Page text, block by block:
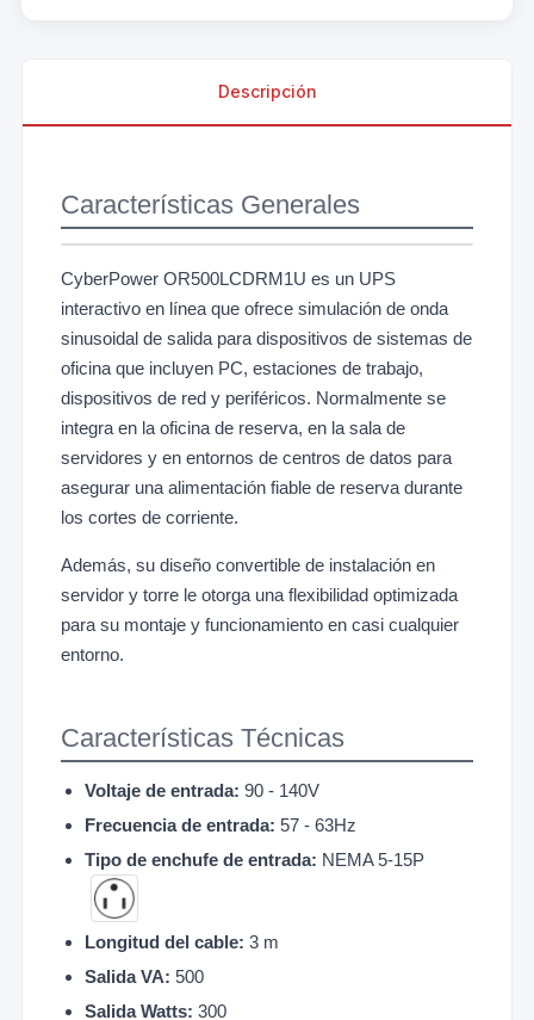
Descripción
Características Generales
CyberPower OR500LCDRM1U es un UPS
interactivo en línea que ofrece simulación de onda
sinusoidal de salida para dispositivos de sistemas de
oficina que incluyen PC, estaciones de trabajo,
dispositivos de red y periféricos. Normalmente se
integra en la oficina de reserva, en la sala de
servidores y en entornos de centros de datos para
asegurar una alimentación fiable de reserva durante
los cortes de corriente.
Además, su diseño convertible de instalación en
servidor y torre le otorga una flexibilidad optimizada
para su montaje y funcionamiento en casi cualquier
entorno.
Características Técnicas
Voltaje de entrada: 90 - 140V
Frecuencia de entrada: 57 - 63Hz
Tipo de enchufe de entrada: NEMA 5-15P
Longitud del cable: 3 m
Salida VA: 500
Salida Watts: 300